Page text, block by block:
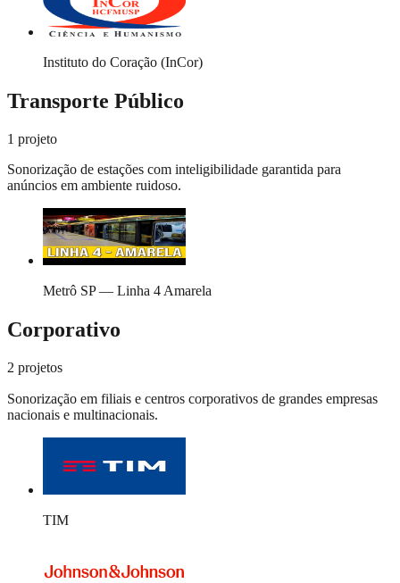
Instituto do Coração (InCor)
Transporte Público
1 projeto
Sonorização de estações com inteligibilidade garantida para
anúncios em ambiente ruidoso.
Metrô SP — Linha 4 Amarela
Corporativo
2 projetos
Sonorização em filiais e centros corporativos de grandes empresas
nacionais e multinacionais.
TIM